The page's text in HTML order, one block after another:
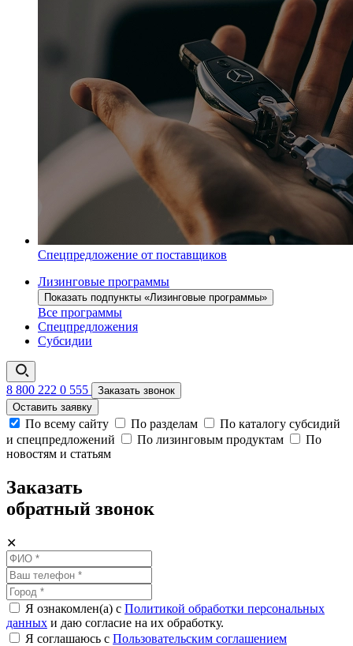
Спецпредложение от поставщиков
Лизинговые программы
Показать подпункты «Лизинговые программы»
Все программы
Спецпредложения
Субсидии
8 800 222 0 555
Заказать звонок
Оставить заявку
По всему сайту По разделам
По каталогу субсидий
и спецпредложений
По лизинговым продуктам
По
новостям и статьям
Заказать
обратный звонок
✕
Я ознакомлен(а) с Политикой обработки персональных
данных и даю согласие на их обработку.
Я соглашаюсь c Пользовательским соглашением